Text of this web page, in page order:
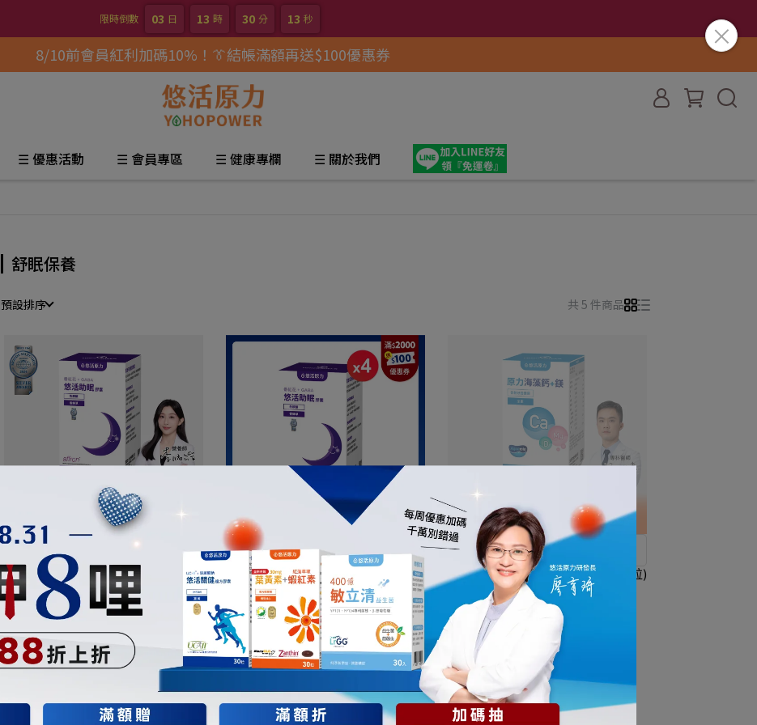
限時倒數 03 日 13 時 30 分 12 秒
8/10前會員紅利加碼10%！👔結帳滿額再送$100優惠券
☰ 優惠活動 ☰ 會員專區 ☰ 健康專欄 ☰ 關於我們
舒眠保養
預設排序 共 5 件商品
安心入睡複方
【悠活原力】悠活助眠膠囊(30入/盒)
【1盒/3盒/5盒優惠組】
NT$820 NT$980
安心入睡複方
【悠活原力 健康88】悠活助眠膠囊
(30入/盒) 四盒優惠組
NT$2885 NT$3920
維持骨骼牙齒健康
【悠活原力】原力海藻鈣+鎂錠(60粒)
【1盒/3盒/5盒優惠組】
NT$790NT$980